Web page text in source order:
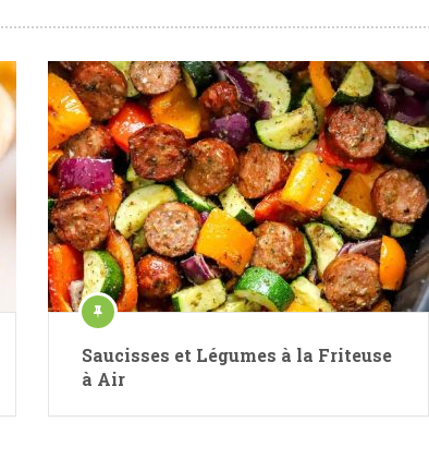
Saucisses et Légumes à la Friteuse
à Air